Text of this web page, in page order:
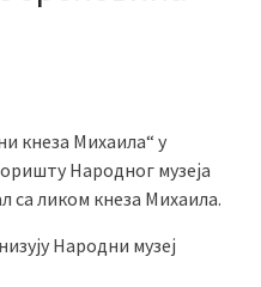
кнеза Михаила“ у
Народног музеја
са ликом кнеза Михаила.
Народни музеј